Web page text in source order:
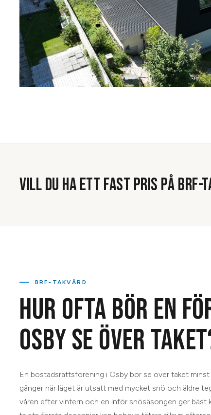
VILL DU HA ETT FAST PRIS PÅBRF-
BRF-TAKVÅRD
HUR OFTA BÖR EN
OSBY SE ÖVER
En bostadsrättsförening i Osby bör se över taket minst
gånger när läget är utsatt med mycket snö och äldre
våren efter vintern och en inför snösäsongen ger bäst